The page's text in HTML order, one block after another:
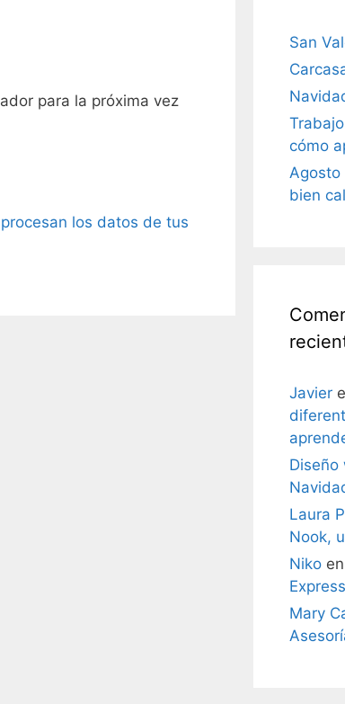
para la próxima vez
los datos de tus
San
cómo
Agosto
bien
Javier
Diseño
Laura
Nook,
Niko en
Express
Mary